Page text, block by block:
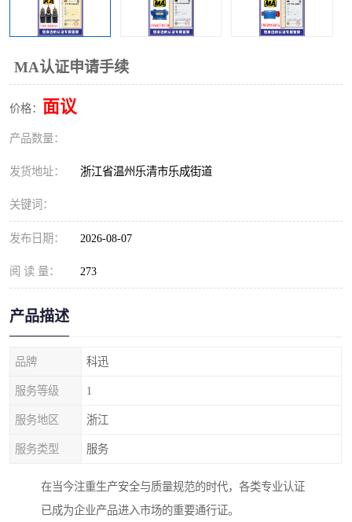
MA认证申请手续
价格： 面议
产品数量：
发货地址： 浙江省温州乐清市乐成街道
关键词：
发布日期： 2026-08-07
阅 读 量： 273
产品描述
品牌 科迅
服务等级 1
服务地区 浙江
服务类型 服务
在当今注重生产安全与质量规范的时代，各类专业认证
已成为企业产品进入市场的重要通行证。